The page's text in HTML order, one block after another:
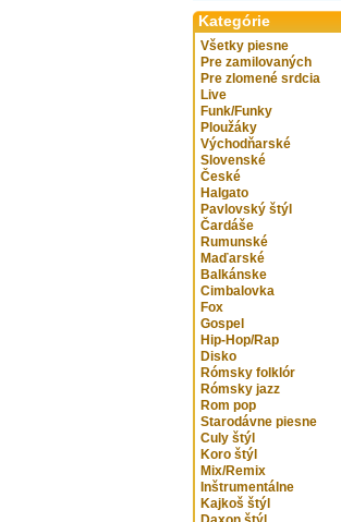
Kategórie
Všetky piesne
Pre zamilovaných
Pre zlomené srdcia
Live
Funk/Funky
Ploužáky
Východňarské
Slovenské
České
Halgato
Pavlovský štýl
Čardáše
Rumunské
Maďarské
Balkánske
Cimbalovka
Fox
Gospel
Hip-Hop/Rap
Disko
Rómsky folklór
Rómsky jazz
Rom pop
Starodávne piesne
Culy štýl
Koro štýl
Mix/Remix
Inštrumentálne
Kajkoš štýl